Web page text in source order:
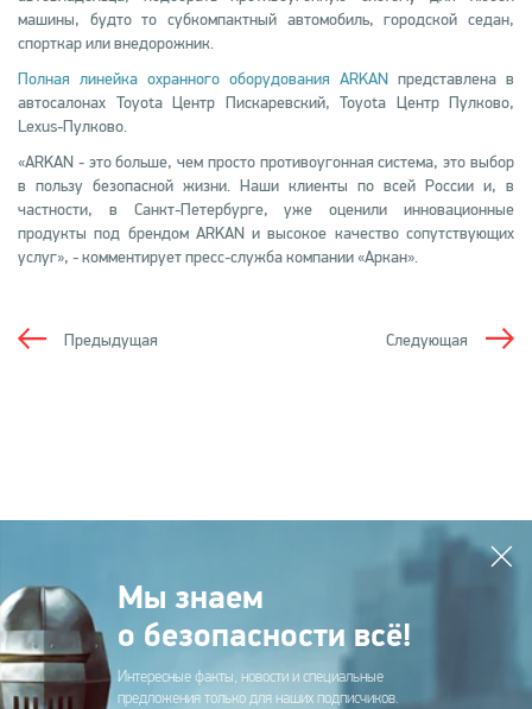
машины, будто то субкомпактный автомобиль, городской седан,
спорткар или внедорожник.
Полная линейка охранного оборудования ARKAN представлена в
автосалонах Toyota Центр Пискаревский, Toyota Центр Пулково,
Lexus-Пулково.
«ARKAN - это больше, чем просто противоугонная система, это выбор
в пользу безопасной жизни. Наши клиенты по всей России и, в
частности, в Санкт-Петербурге, уже оценили инновационные
продукты под брендом ARKAN и высокое качество сопутствующих
услуг», - комментирует пресс-служба компании «Аркан».
Следующая
Предыдущая
Мы знаем
о безопасности всё!
Интересные факты, новости и специальные
предложения только для наших подписчиков.